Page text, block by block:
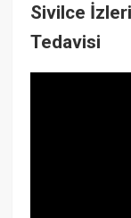
Sivilce
Tedavisi